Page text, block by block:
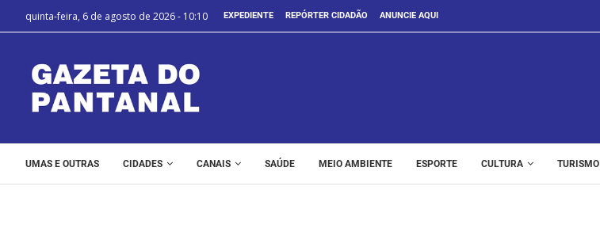
quinta-feira, 6 de agosto de 2026 - 10:10 EXPEDIENTE REPÓRTER CIDADÃO ANUNCIE AQUI
UMAS E OUTRAS CIDADES CANAIS SAÚDE MEIO AMBIENTE ESPORTE CULTURA TURISMO